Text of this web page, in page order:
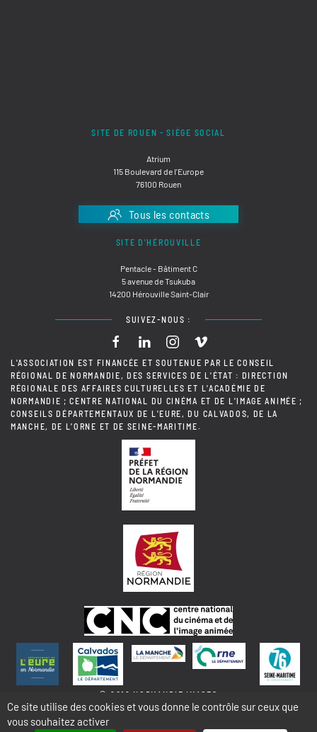
SITE DE ROUEN - SIÈGE SOCIAL
Atrium
115 Boulevard de l'Europe
76100 Rouen
Tous les contacts
SITE D'HÉROUVILLE
Pentacle - Bâtiment C
5 avenue de Tsukuba
14200 Hérouville Saint-Clair
SUIVEZ-NOUS :
L'ASSOCIATION EST FINANCÉE ET SOUTENUE PAR LE CONSEIL
RÉGIONAL DE NORMANDIE, DES SERVICES DE L'ÉTAT : DIRECTION
RÉGIONALE DES AFFAIRES CULTURELLES ET L'ACADÉMIE DE
NORMANDIE ; CENTRE NATIONAL DU CINÉMA ET DE L'IMAGE ANIMÉE ;
CONSEILS DÉPARTEMENTAUX DE L'EURE, DU CALVADOS, DE LA
MANCHE, DE L'ORNE ET DE SEINE-MARITIME.
© 2018 NORMANDIE IMAGES
Ce site utilise des cookies et vous donne le contrôle sur ceux que
vous souhaitez activer